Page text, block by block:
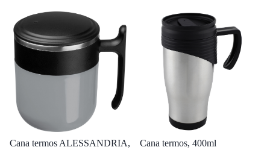
Cana termos ALESSANDRIA,
Cana termos, 400ml